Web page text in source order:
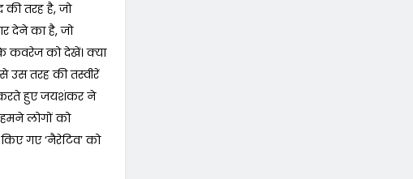
की तरह है, जो
देने का है, जो
के कवरेज को देखें। क्या
उस तरह की तस्वीरें
करते हुए जयशंकर ने
हमने लोगों को
गए ‘नैरेटिव’ को